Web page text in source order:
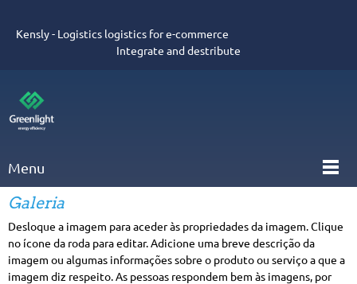
Kensly - Logistics logistics for e-commerce
Integrate and destribute
Menu
Galeria
Desloque a imagem para aceder às propriedades da imagem. Clique
no ícone da roda para editar. Adicione uma breve descrição da
imagem ou algumas informações sobre o produto ou serviço a que a
imagem diz respeito. As pessoas respondem bem às imagens, por